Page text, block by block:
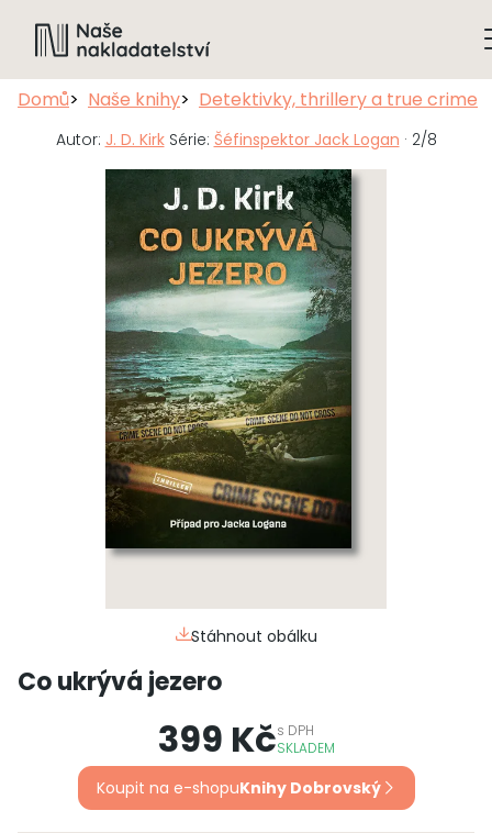
Domů Naše knihy Detektivky, thrillery a true crime
Autor: J. D. Kirk Série: Šéfinspektor Jack Logan · 2/8
Stáhnout obálku
Co ukrývá jezero
399 Kčs DPH
SKLADEM
Koupit na e-shopuKnihy Dobrovský